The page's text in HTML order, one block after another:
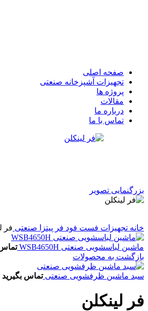
صفحه اصلی
تجهیزات آشپزخانه صنعتی
پروژه ها
مقالات
درباره ما
تماس با ما
بزرگنمایی تصویر
خانه تجهیزات فست فود فر پیتزا صنعتی فر
ماشین لباسشویی صنعتی WSB4650H
تماس
بازگشت به محصولات
سبد ماشین ظرفشویی صنعتیتماس بگیرید
فر لینکلن